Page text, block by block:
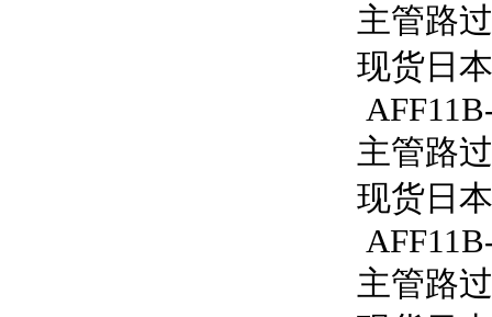
主管路
现货日
主管路
现货日
主管路